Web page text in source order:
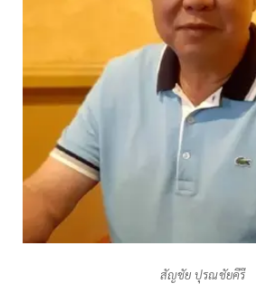
สัญชัย ปุรณชัยคีรี